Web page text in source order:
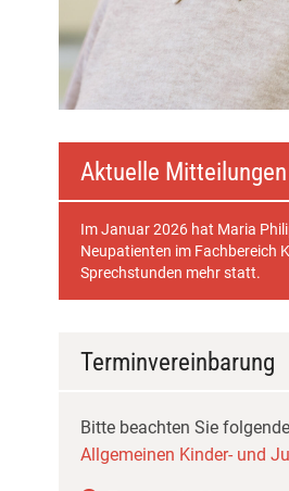
Aktuelle Mitteilungen
Im Januar 2026 hat Maria
Neupatienten im Fachbereich
Sprechstunden mehr statt.
Terminvereinbarung
Bitte beachten Sie
Allgemeinen Kinder- und